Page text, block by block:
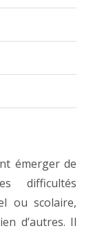
émerger de
difficultés
ou scolaire,
d’autres. Il